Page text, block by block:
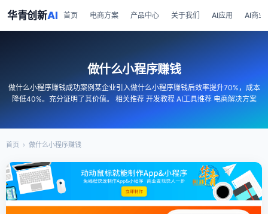
华青创新AI 首页 电商方案 产品中心 关于我们 AI应用 AI商业
做什么小程序赚钱
做什么小程序赚钱成功案例某企业引入做什么小程序赚钱后效率提升70%，成本
降低40%。充分证明了其价值。 相关推荐 开发教程 AI工具推荐 电商解决方案
首页 › 做什么小程序赚钱